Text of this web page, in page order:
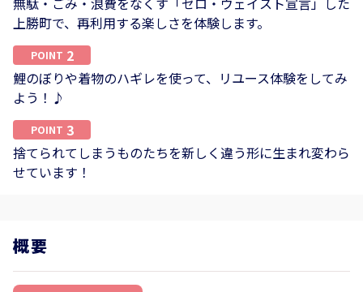
上勝町で、再利用する楽しさを体験します。
POINT 2
鯉のぼりや着物のハギレを使って、リユース体験をしてみ
よう！♪
POINT 3
捨てられてしまうものたちを新しく違う形に生まれ変わら
せています！
概要